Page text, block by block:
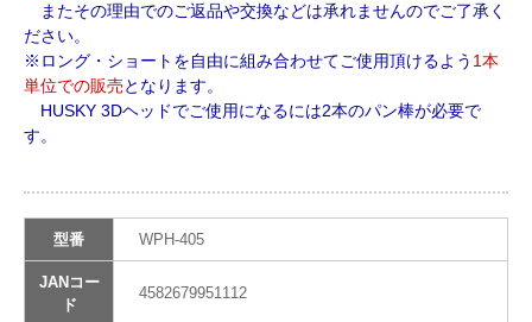
またその理由でのご返品や交換などは承れませんのでご了承く
ださい。
※ロング・ショートを自由に組み合わせてご使用頂けるよう 1本
単位での販売となります。
HUSKY 3Dヘッドでご使用になるには2本のパン棒が必要で
す。
型番 WPH-405
JANコー
ド
4582679951112